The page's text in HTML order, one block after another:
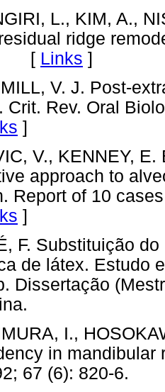
L., KIM, A.,
ridge
[ Links ]
V. J. Post-
Crit. Rev. Oral
]
V., KENNEY,
approach to
Report of 10
]
F. Substituição
de látex. Estudo
Dissertação
I.,
in
67 (6): 820-